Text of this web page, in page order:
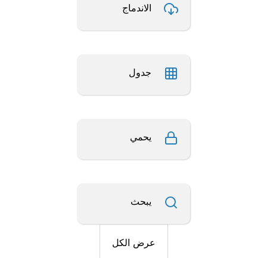
الاندماج
جدول
يحمي
يبحث
عرض الكل